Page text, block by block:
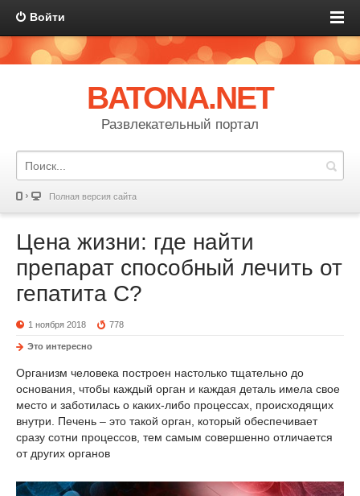
Войти
BATONA.NET
Развлекательный портал
Полная версия сайта
Цена жизни: где найти
препарат способный лечить от
гепатита С?
1 ноября 2018 778
Это интересно
Организм человека построен настолько тщательно до
основания, чтобы каждый орган и каждая деталь имела свое
место и заботилась о каких-либо процессах, происходящих
внутри. Печень – это такой орган, который обеспечивает
сразу сотни процессов, тем самым совершенно отличается
от других органов